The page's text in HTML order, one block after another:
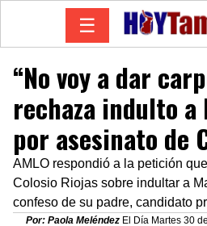
☰
“No voy a dar
rechaza indulto
por asesinato de
AMLO respondió a la petición
Colosio Riojas sobre indultar a
confeso de su padre, candidato
Por: Paola Meléndez El Día Martes 30